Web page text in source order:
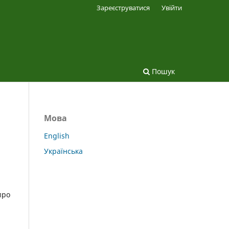
Пошук
Зареєструватися Увійти
Мова
English
Українська